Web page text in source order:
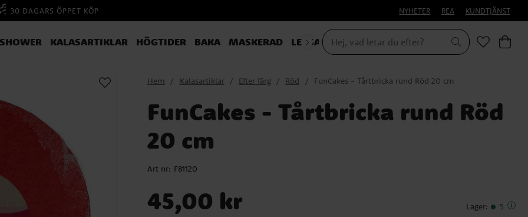
30 DAGARS ÖPPET KÖP NYHETER REA KUNDTJÄNST
KALASARTIKLAR HÖGTIDER BAKA MASKERAD LEKSAKER & PRESENTER
Hem Kalasartiklar Efter färg Röd FunCakes - Tårtbricka rund Röd 20 cm
FunCakes - Tårtbricka rund Röd
20 cm
Art nr: F81120
45,00 kr Lager: 5